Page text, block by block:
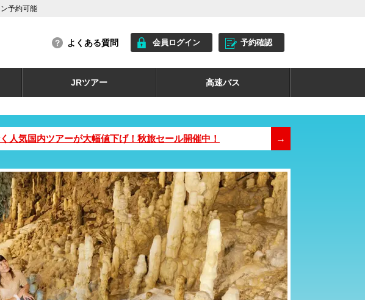
予約可能
よくある質問 会員ログイン 予約確認
JRツアー 高速バス
人気国内ツアーが大幅値下げ！秋旅セール開催中！